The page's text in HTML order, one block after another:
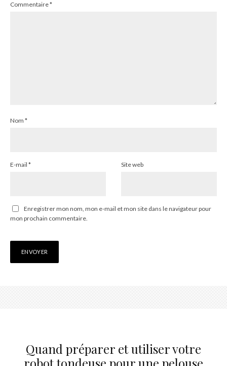
Commentaire*
Nom *
E-mail * Site web
Enregistrer mon nom, mon e-mail et mon site dans le navigateur pour
mon prochain commentaire.
Quand préparer et utiliser votre